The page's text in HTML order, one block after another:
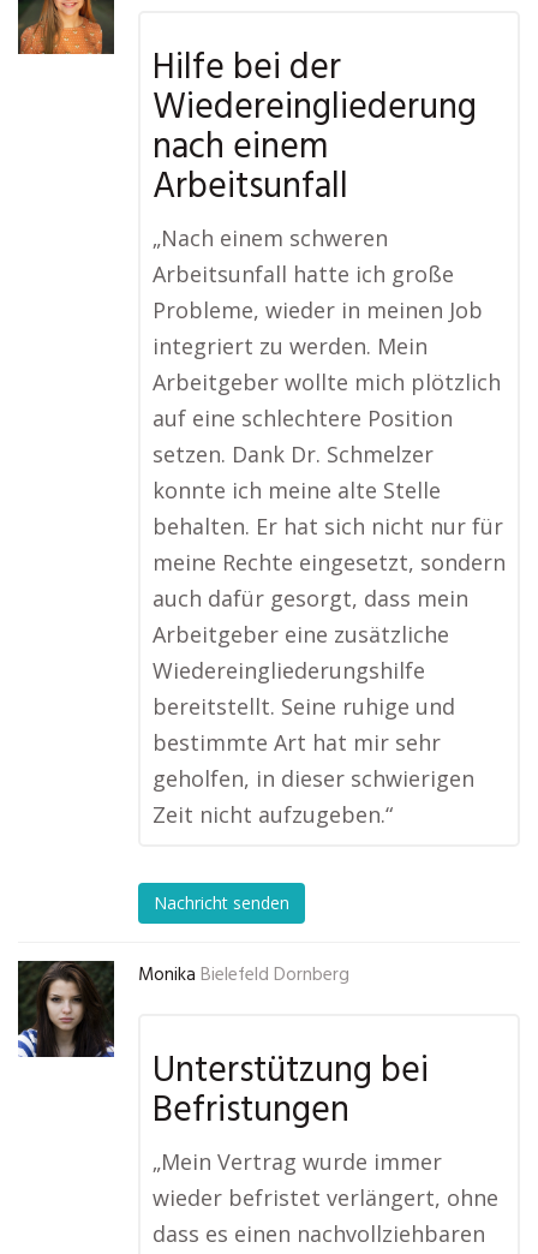
Hilfe bei der
Wiedereingliederung
nach einem
Arbeitsunfall
„Nach einem schweren
Arbeitsunfall hatte ich große
Probleme, wieder in meinen Job
integriert zu werden. Mein
Arbeitgeber wollte mich plötzlich
auf eine schlechtere Position
setzen. Dank Dr. Schmelzer
konnte ich meine alte Stelle
behalten. Er hat sich nicht nur für
meine Rechte eingesetzt, sondern
auch dafür gesorgt, dass mein
Arbeitgeber eine zusätzliche
Wiedereingliederungshilfe
bereitstellt. Seine ruhige und
bestimmte Art hat mir sehr
geholfen, in dieser schwierigen
Zeit nicht aufzugeben.“
Nachricht senden
Monika Bielefeld Dornberg
Unterstützung bei
Befristungen
„Mein Vertrag wurde immer
wieder befristet verlängert, ohne
dass es einen nachvollziehbaren